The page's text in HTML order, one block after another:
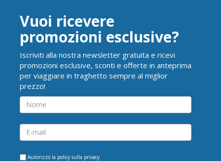
Vuoi ricevere
promozioni esclusive?
Iscriviti alla nostra newsletter gratuita e ricevi
promozioni esclusive, sconti e offerte in anteprima
per viaggiare in traghetto sempre al miglior
prezzo!
Autorizzo la policy sulla privacy